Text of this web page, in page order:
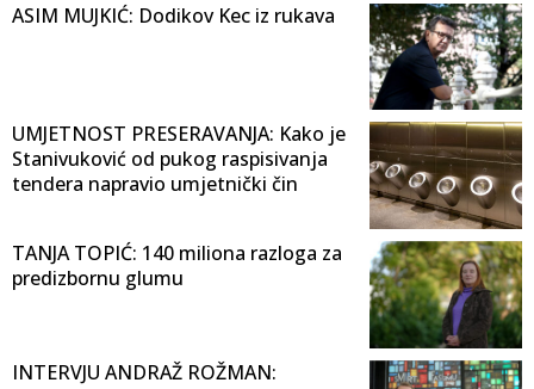
ASIM MUJKIĆ: Dodikov Kec iz rukava
UMJETNOST PRESERAVANJA: Kako je
Stanivuković od pukog raspisivanja
tendera napravio umjetnički čin
TANJA TOPIĆ: 140 miliona razloga za
predizbornu glumu
INTERVJU ANDRAŽ ROŽMAN: